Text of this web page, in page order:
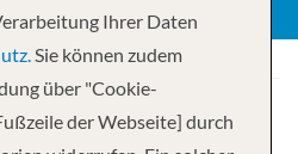
Ihrer Daten
Sie können zudem
über "Cookie-
der Webseite] durch